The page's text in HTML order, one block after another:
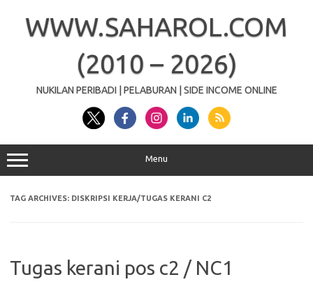
contentWWW.SAHAROL.COM
(2010 – 2026)
NUKILAN PERIBADI | PELABURAN | SIDE INCOME ONLINE
Menu
TAG ARCHIVES: DISKRIPSI KERJA/TUGAS KERANI C2
Tugas kerani pos c2 / NC1